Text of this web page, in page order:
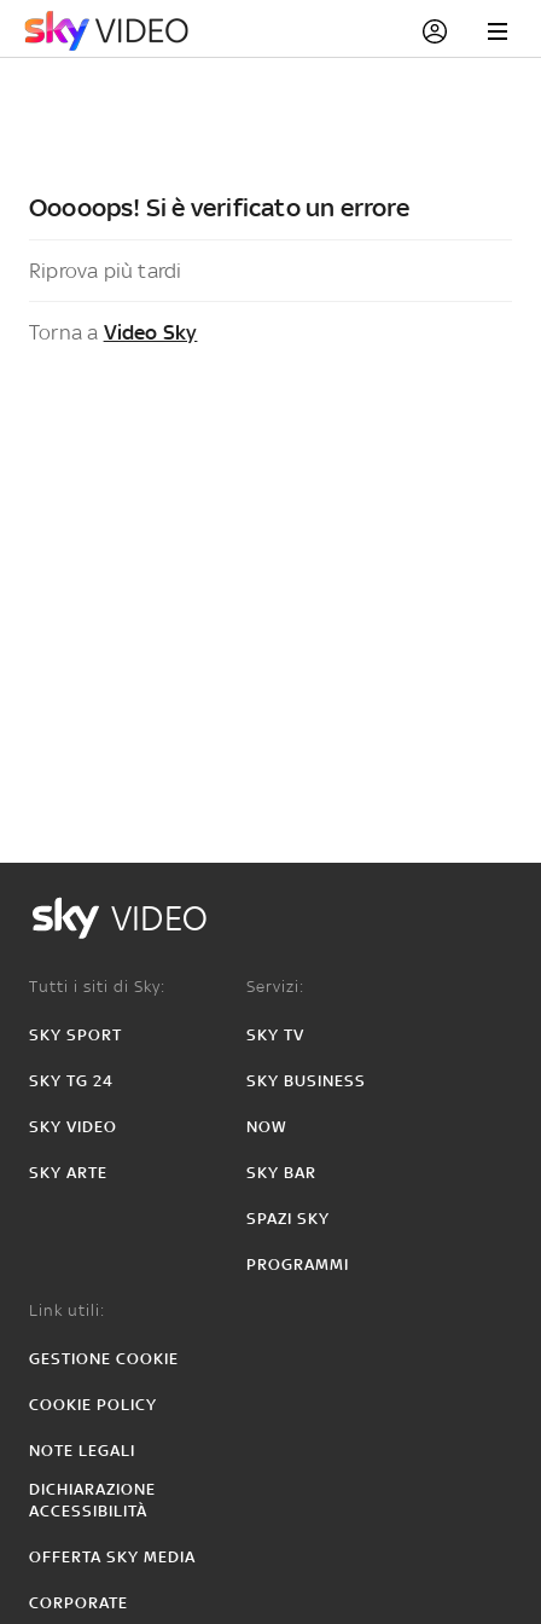
Ooooops! Si è verificato un errore
Riprova più tardi
Torna a Video Sky
VIDEO
Tutti i siti di Sky:
SKY SPORT
SKY TG 24
SKY VIDEO
SKY ARTE
Servizi:
SKY TV
SKY BUSINESS
NOW
SKY BAR
SPAZI SKY
PROGRAMMI
Link utili:
GESTIONE COOKIE
COOKIE POLICY
NOTE LEGALI
DICHIARAZIONE
ACCESSIBILITÀ
OFFERTA SKY MEDIA
CORPORATE